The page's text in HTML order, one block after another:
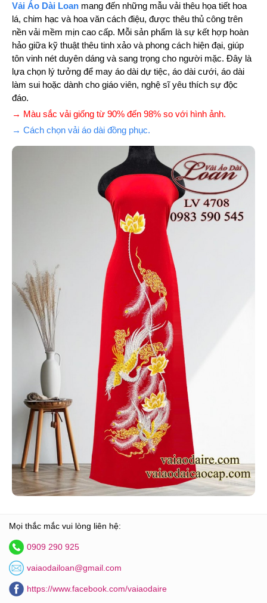
Vải Áo Dài Loan mang đến những mẫu vải thêu họa tiết hoa
lá, chim hạc và hoa văn cách điệu, được thêu thủ công trên
nền vải mềm mịn cao cấp. Mỗi sản phẩm là sự kết hợp hoàn
hảo giữa kỹ thuật thêu tinh xảo và phong cách hiện đại, giúp
tôn vinh nét duyên dáng và sang trọng cho người mặc. Đây là
lựa chọn lý tưởng để may áo dài dự tiệc, áo dài cưới, áo dài
làm sui hoặc dành cho giáo viên, nghệ sĩ yêu thích sự độc
đáo.
→ Màu sắc vải giống từ 90% đến 98% so với hình ảnh.
→ Cách chọn vải áo dài đồng phục.
Mọi thắc mắc vui lòng liên hệ:
0909 290 925
vaiaodailoan@gmail.com
https://www.facebook.com/vaiaodaire